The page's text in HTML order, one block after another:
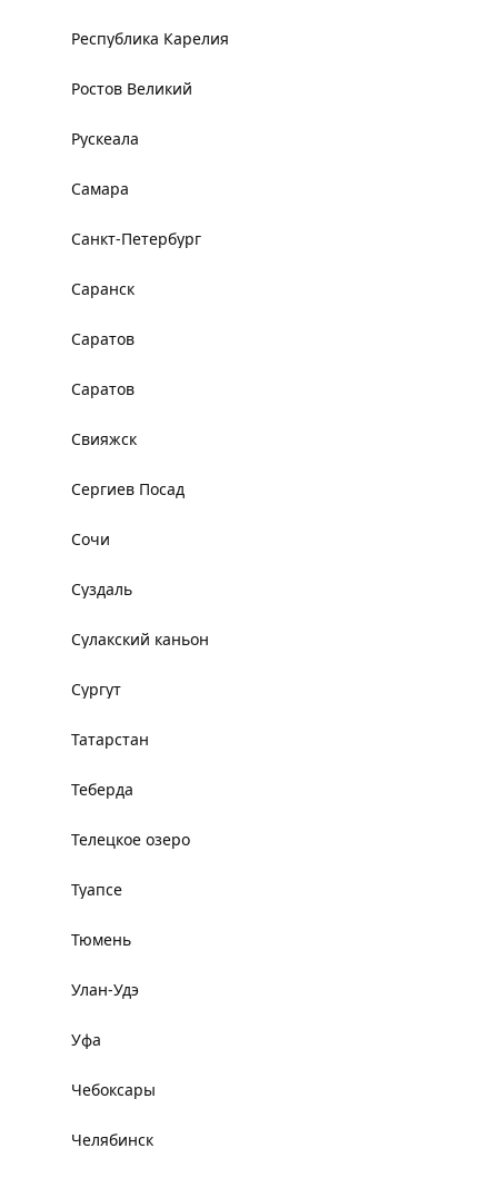
Республика Карелия
Ростов Великий
Рускеала
Самара
Санкт-Петербург
Саранск
Саратов
Саратов
Свияжск
Сергиев Посад
Сочи
Суздаль
Сулакский каньон
Сургут
Татарстан
Теберда
Телецкое озеро
Туапсе
Тюмень
Улан-Удэ
Уфа
Чебоксары
Челябинск